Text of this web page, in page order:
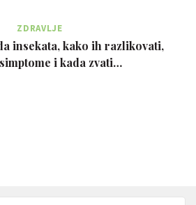
ZDRAVLJE
insekata, kako ih razlikovati,
i kada zvati…